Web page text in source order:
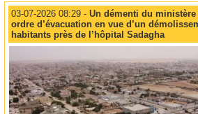
03-07-2026 08:29 - Un démenti du
ordre d’évacuation en vue d’un
habitants près de l’hôpital Sadagha